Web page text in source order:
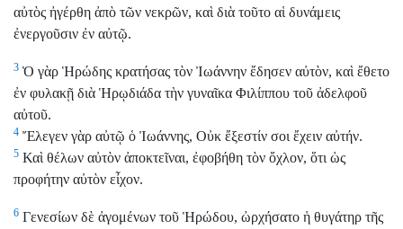
αὐτὸς ἠγέρθη ἀπὸ τῶν νεκρῶν, καὶ διὰ τοῦτο αἱ δυνάμεις
ἐνεργοῦσιν ἐν αὐτῷ.
3 Ὁ γὰρ Ἡρώδης κρατήσας τὸν Ἰωάννην ἔδησεν αὐτὸν, καὶ ἔθετο
ἐν φυλακῇ διὰ Ἡρῳδιάδα τὴν γυναῖκα Φιλίππου τοῦ ἀδελφοῦ
αὐτοῦ.
4 Ἔλεγεν γὰρ αὐτῷ ὁ Ἰωάννης, Οὐκ ἔξεστίν σοι ἔχειν αὐτήν.
5 Καὶ θέλων αὐτὸν ἀποκτεῖναι, ἐφοβήθη τὸν ὄχλον, ὅτι ὡς
προφήτην αὐτὸν εἶχον.
6 Γενεσίων δὲ ἀγομένων τοῦ Ἡρώδου, ὠρχήσατο ἡ θυγάτηρ τῆς